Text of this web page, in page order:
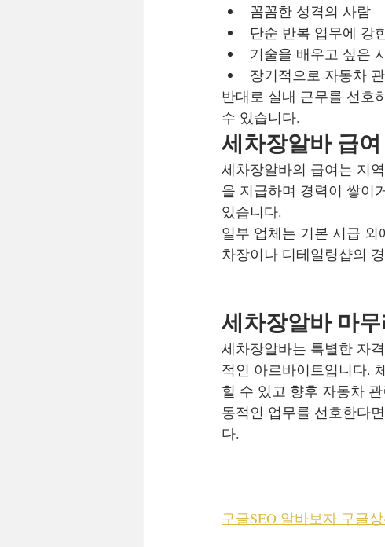
꼼꼼한 성격의 사람
단순 반복 업무에 강
기술을 배우고 싶은
장기적으로 자동차
반대로 실내 근무를 선호
수 있습니다.
세차장알바 급
세차장알바의 급여는 지
을 지급하며 경력이 쌓이
있습니다.
일부 업체는 기본 시급
차장이나 디테일링샵의
세차장알바 마무
세차장알바는 특별한 자
적인 아르바이트입니다.
힐 수 있고 향후 자동차
동적인 업무를 선호한다
다.
구글SEO 알바보자 구글